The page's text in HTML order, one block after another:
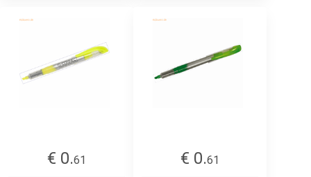
€ 0.61
€ 0.61